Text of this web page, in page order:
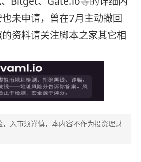
未申请，曾在7月主动撤回
资料请关注脚本之家其它相
入市须谨慎，本内容不作为投资理财